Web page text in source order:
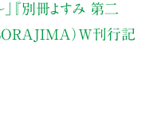
『別冊よすみ 第二
SORAJIMA）W刊行記